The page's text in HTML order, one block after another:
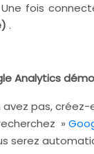
fois
.
Analytics démo
pas,
»
serez